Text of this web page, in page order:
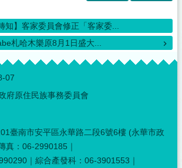
知】客家委員會修正「客家委...
札哈木樂原8月1日盛大...
07
府原住民族事務委員會
臺南市安平區永華路二段6號6樓 (永華市政
真：06-2990185｜
｜綜合產發科：06-3901553｜